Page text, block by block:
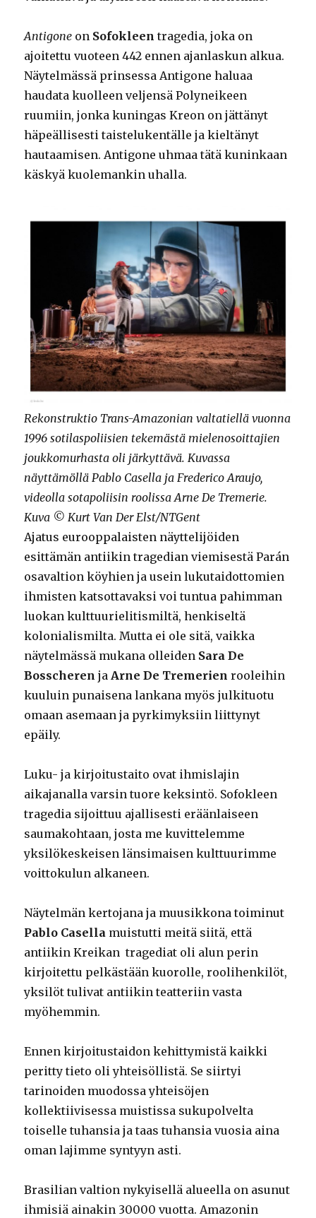
Antigone on Sofokleen tragedia, joka on
ajoitettu vuoteen 442 ennen ajanlaskun alkua.
Näytelmässä prinsessa Antigone haluaa
haudata kuolleen veljensä Polyneikeen
ruumiin, jonka kuningas Kreon on jättänyt
häpeällisesti taistelukentälle ja kieltänyt
hautaamisen. Antigone uhmaa tätä kuninkaan
käskyä kuolemankin uhalla.
Rekonstruktio Trans-Amazonian valtatiellä vuonna
1996 sotilaspoliisien tekemästä mielenosoittajien
joukkomurhasta oli järkyttävä. Kuvassa
näyttämöllä Pablo Casella ja Frederico Araujo,
videolla sotapoliisin roolissa Arne De Tremerie.
Kuva © Kurt Van Der Elst/NTGent
Ajatus eurooppalaisten näyttelijöiden
esittämän antiikin tragedian viemisestä Parán
osavaltion köyhien ja usein lukutaidottomien
ihmisten katsottavaksi voi tuntua pahimman
luokan kulttuurielitismiltä, henkiseltä
kolonialismilta. Mutta ei ole sitä, vaikka
näytelmässä mukana olleiden Sara De
Bosscheren ja Arne De Tremerien rooleihin
kuuluin punaisena lankana myös julkituotu
omaan asemaan ja pyrkimyksiin liittynyt
epäily.
Luku- ja kirjoitustaito ovat ihmislajin
aikajanalla varsin tuore keksintö. Sofokleen
tragedia sijoittuu ajallisesti eräänlaiseen
saumakohtaan, josta me kuvittelemme
yksilökeskeisen länsimaisen kulttuurimme
voittokulun alkaneen.
Näytelmän kertojana ja muusikkona toiminut
Pablo Casella muistutti meitä siitä, että
antiikin Kreikan tragediat oli alun perin
kirjoitettu pelkästään kuorolle, roolihenkilöt,
yksilöt tulivat antiikin teatteriin vasta
myöhemmin.
Ennen kirjoitustaidon kehittymistä kaikki
peritty tieto oli yhteisöllistä. Se siirtyi
tarinoiden muodossa yhteisöjen
kollektiivisessa muistissa sukupolvelta
toiselle tuhansia ja taas tuhansia vuosia aina
oman lajimme syntyyn asti.
Brasilian valtion nykyisellä alueella on asunut
ihmisiä ainakin 30000 vuotta. Amazonin